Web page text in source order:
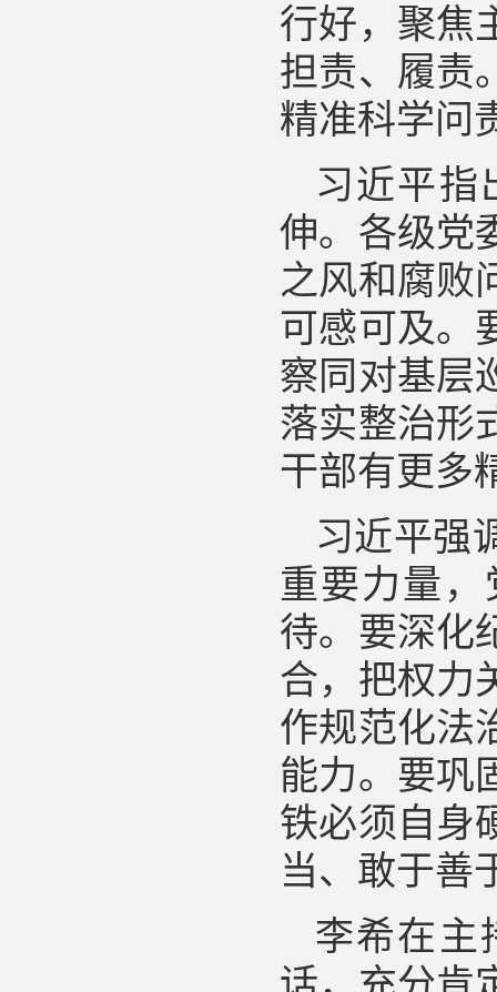
行好，聚焦
担责、履责
精准科学问
习近平指
伸。各级党
之风和腐败
可感可及。
察同对基层
落实整治形
干部有更多
习近平强
重要力量
待。要深化
合，把权力
作规范化法
能力。要巩
铁必须自身
当、敢于善
李希在主